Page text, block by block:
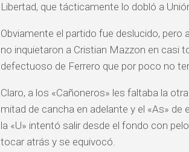
Libertad, que tácticamente lo dobló a
Obviamente el partido fue deslucido,
no inquietaron a Cristian Mazzon en casi
defectuoso de Ferrero que por poco no
Claro, a los «Cañoneros» les faltaba la
mitad de cancha en adelante y el «As» de
la «U» intentó salir desde el fondo con
tocar atrás y se equivocó.